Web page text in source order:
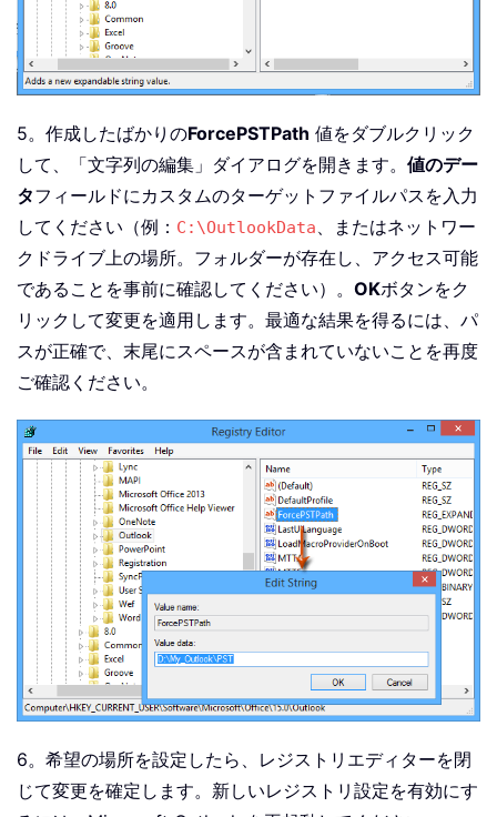
5。作成したばかりのForcePSTPath 値をダブルクリック
して、「文字列の編集」ダイアログを開きます。 値のデー
タフィールドにカスタムのターゲットファイルパスを入力
してください（例： C:\OutlookData、またはネットワー
クドライブ上の場所。フォルダーが存在し、アクセス可能
であることを事前に確認してください）。 OKボタンをク
リックして変更を適用します。最適な結果を得るには、パ
スが正確で、末尾にスペースが含まれていないことを再度
ご確認ください。
6。希望の場所を設定したら、レジストリエディターを閉
じて変更を確定します。新しいレジストリ設定を有効にす